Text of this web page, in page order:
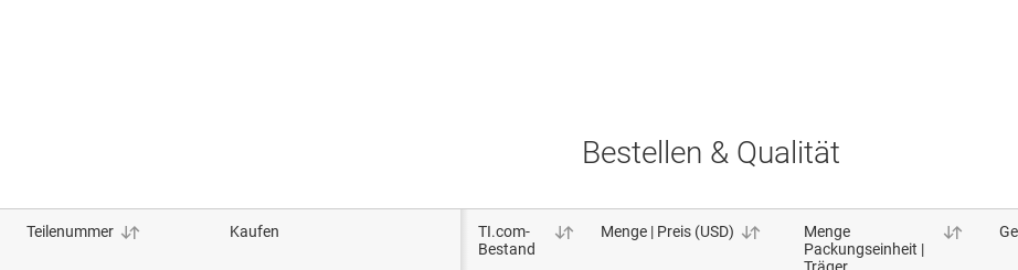
Bestellen & Qualität